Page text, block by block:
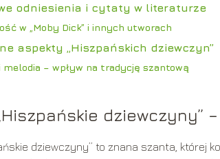
odniesienia i cytaty w literaturze
w „Moby Dick” i innych utworach
aspekty „Hiszpańskich dziewczyn”
melodia – wpływ na tradycję szantową
dziewczyny”
dziewczyny” to znana szanta, której